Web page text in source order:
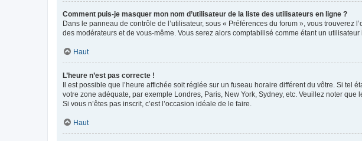
Comment puis-je masquer mon nom d’utilisateur de la liste des utilisateurs en ligne ?
Dans le panneau de contrôle de l’utilisateur, sous « Préférences du forum », vous
des modérateurs et de vous-même. Vous serez alors comptabilisé comme étant un utilisateur
Haut
L’heure n’est pas correcte !
Il est possible que l’heure affichée soit réglée sur un fuseau horaire différent du vôtre. Si
votre zone adéquate, par exemple Londres, Paris, New York, Sydney, etc. Veuillez noter
Si vous n’êtes pas inscrit, c’est l’occasion idéale de le faire.
Haut